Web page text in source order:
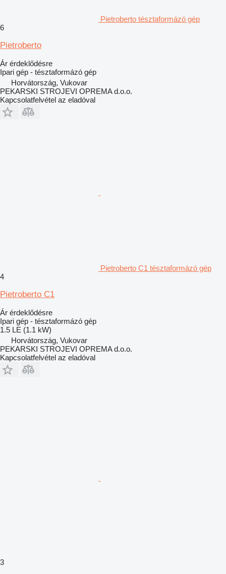
Pietroberto tésztaformázó gép
6
Pietroberto
Ár érdeklődésre
Ipari gép - tésztaformázó gép
Horvátország, Vukovar
PEKARSKI STROJEVI OPREMA d.o.o.
Kapcsolatfelvétel az eladóval
Pietroberto C1 tésztaformázó gép
4
Pietroberto C1
Ár érdeklődésre
Ipari gép - tésztaformázó gép
1.5 LE (1.1 kW)
Horvátország, Vukovar
PEKARSKI STROJEVI OPREMA d.o.o.
Kapcsolatfelvétel az eladóval
3